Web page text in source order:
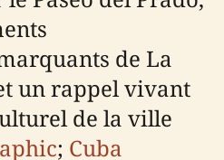
de La
un rappel vivant
de la ville
; Cuba